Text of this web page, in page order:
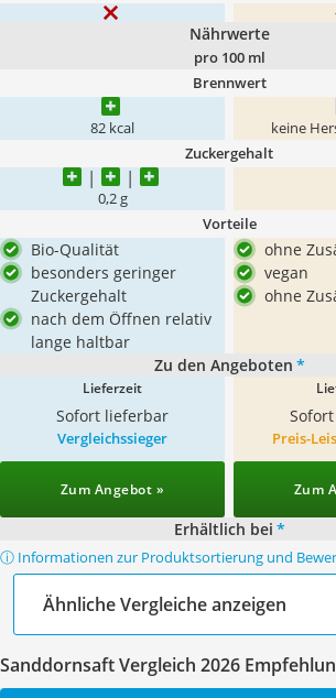
Nährwerte
pro 100 ml
Brennwert
82 kcal keine
Zuckergehalt
0,2 g
Vorteile
Bio-Qualität
besonders geringer
Zuckergehalt
nach dem Öffnen relativ
lange haltbar
ohne
vegan
ohne
Zu den Angeboten *
Lieferzeit
Sofort lieferbar
Vergleichssieger
Zum Angebot »
Preis-
Zum
Erhältlich bei *
ⓘ Informationen zur Produktsortierung und
Ähnliche Vergleiche anzeigen
Sanddornsaft Vergleich 2026